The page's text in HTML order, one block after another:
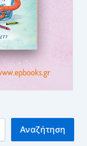
Αναζήτηση